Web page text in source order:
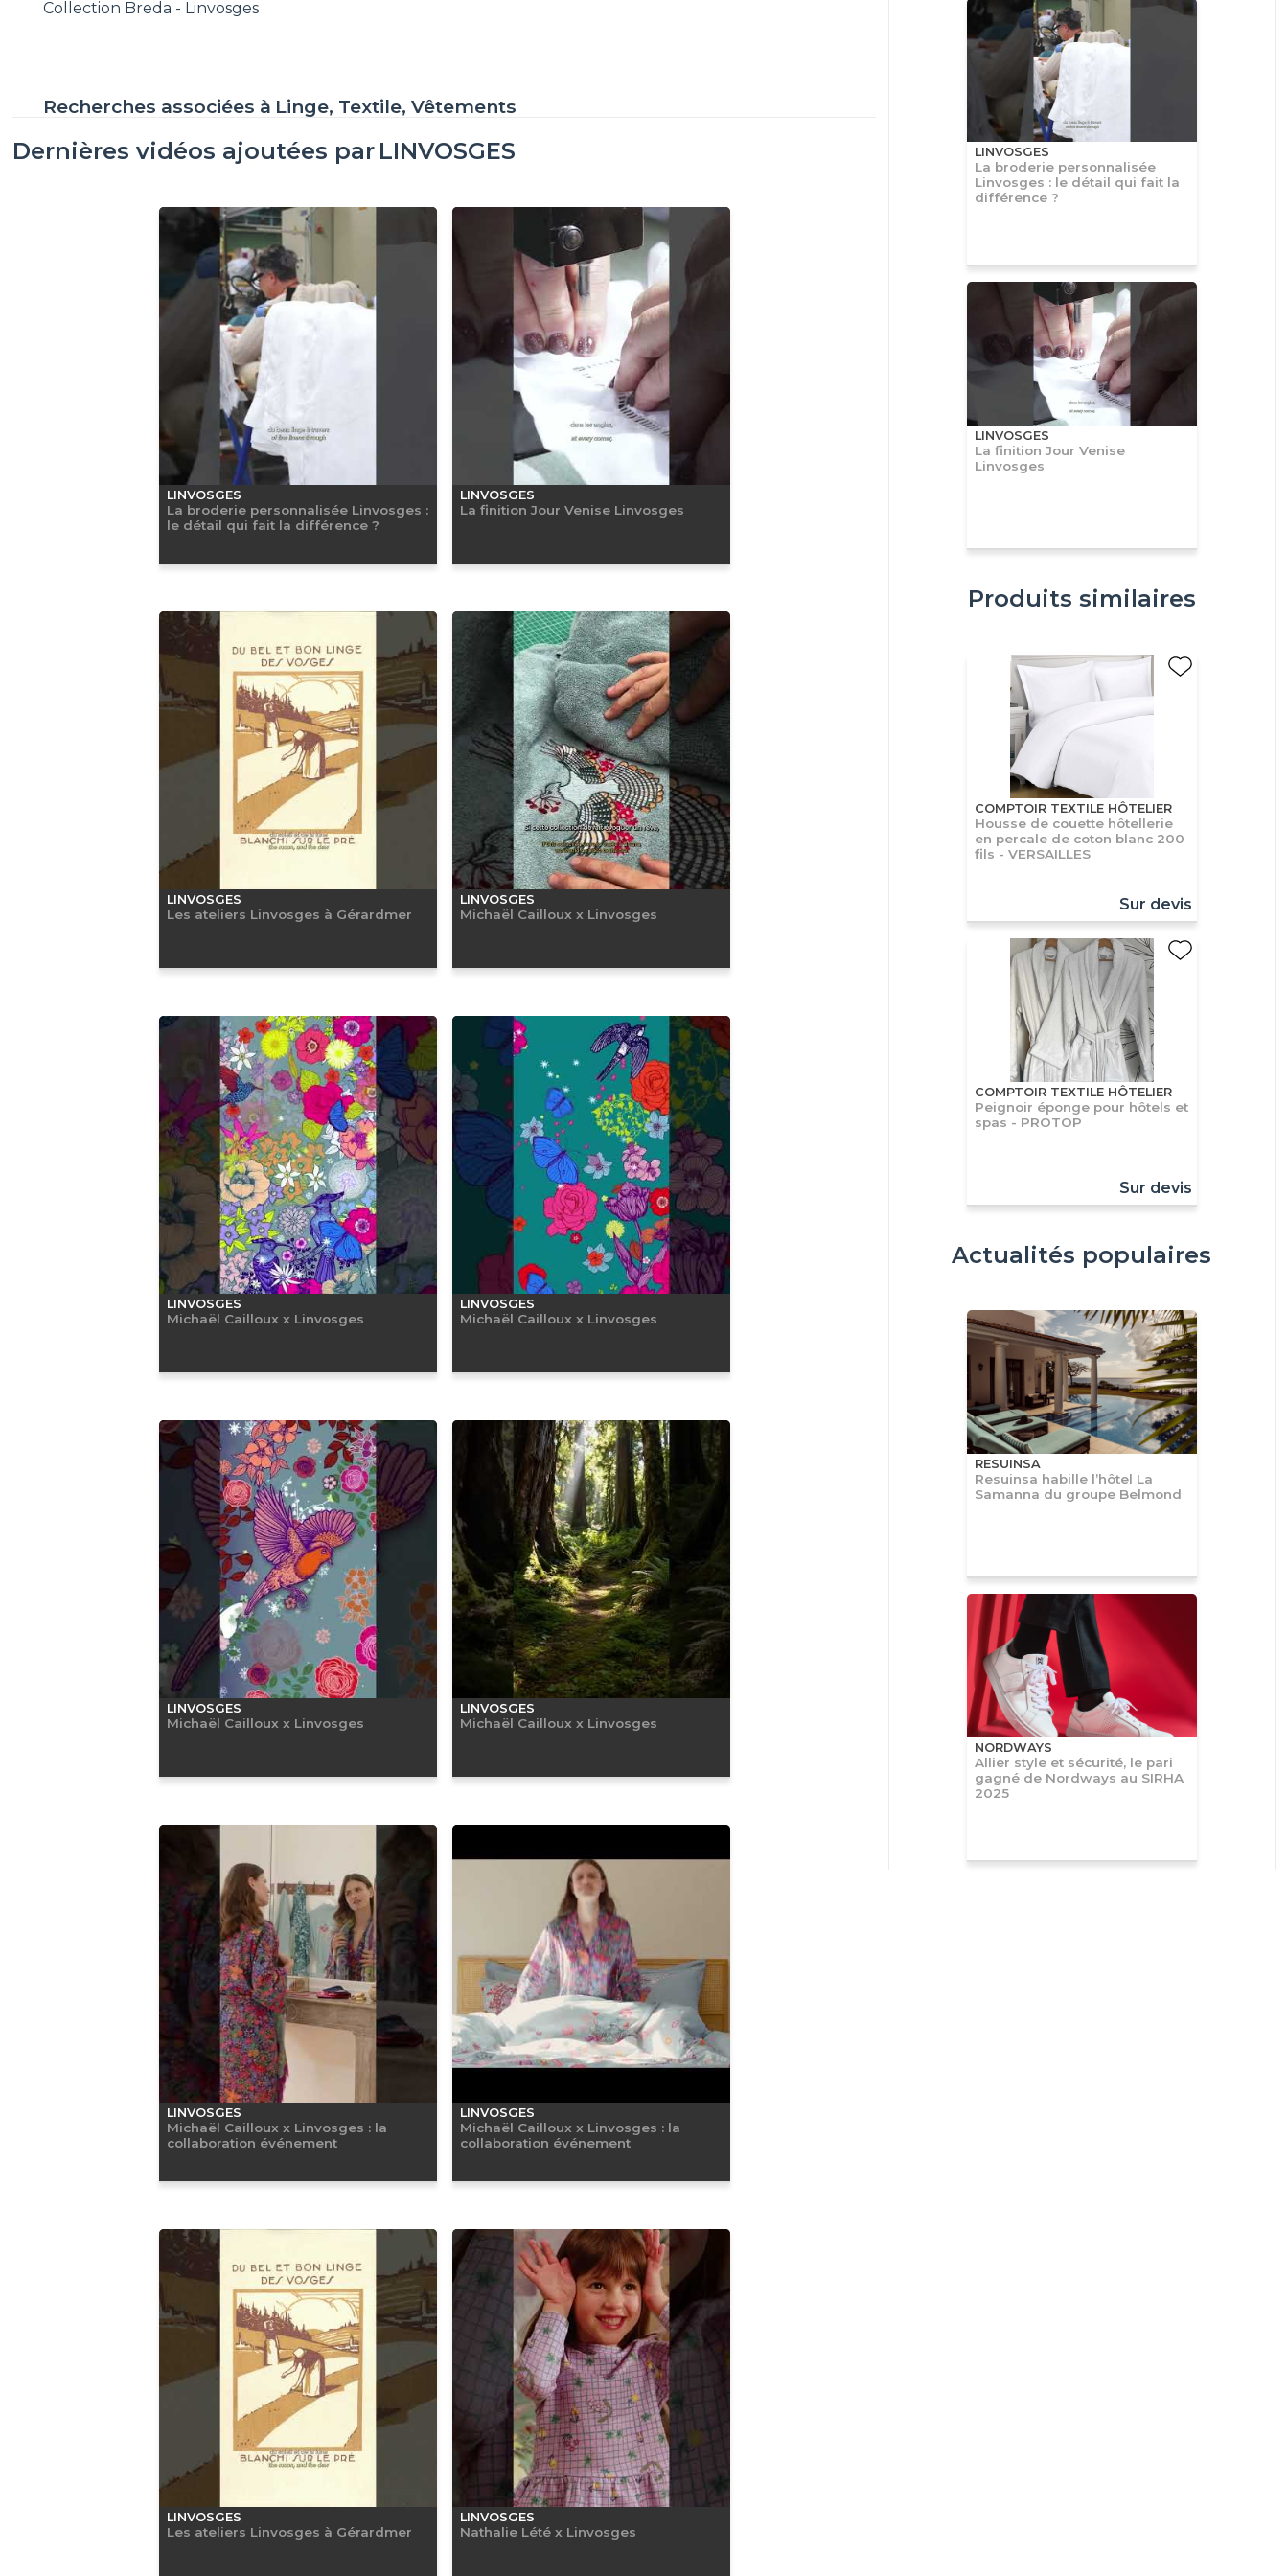
Collection Breda - Linvosges
Recherches associées à Linge, Textile, Vêtements
Dernières vidéos ajoutées par LINVOSGES
LINVOSGES
La broderie personnalisée Linvosges :
le détail qui fait la différence ?
LINVOSGES
La finition Jour Venise Linvosges
LINVOSGES
Les ateliers Linvosges à Gérardmer
LINVOSGES
Michaël Cailloux x Linvosges
LINVOSGES
Michaël Cailloux x Linvosges
LINVOSGES
Michaël Cailloux x Linvosges
LINVOSGES
Michaël Cailloux x Linvosges
LINVOSGES
Michaël Cailloux x Linvosges
LINVOSGES
Michaël Cailloux x Linvosges : la
collaboration événement
LINVOSGES
Michaël Cailloux x Linvosges : la
collaboration événement
LINVOSGES
Les ateliers Linvosges à Gérardmer
LINVOSGES
Nathalie Lété x Linvosges
LINVOSGES
La broderie personnalisée
Linvosges : le détail qui fait la
différence ?
LINVOSGES
La finition Jour Venise
Linvosges
Produits similaires
COMPTOIR TEXTILE HÔTELIER
Housse de couette hôtellerie
en percale de coton blanc 200
fils - VERSAILLES
Sur devis
COMPTOIR TEXTILE HÔTELIER
Peignoir éponge pour hôtels et
spas - PROTOP
Sur devis
Actualités populaires
RESUINSA
Resuinsa habille l’hôtel La
Samanna du groupe Belmond
NORDWAYS
Allier style et sécurité, le pari
gagné de Nordways au SIRHA
2025